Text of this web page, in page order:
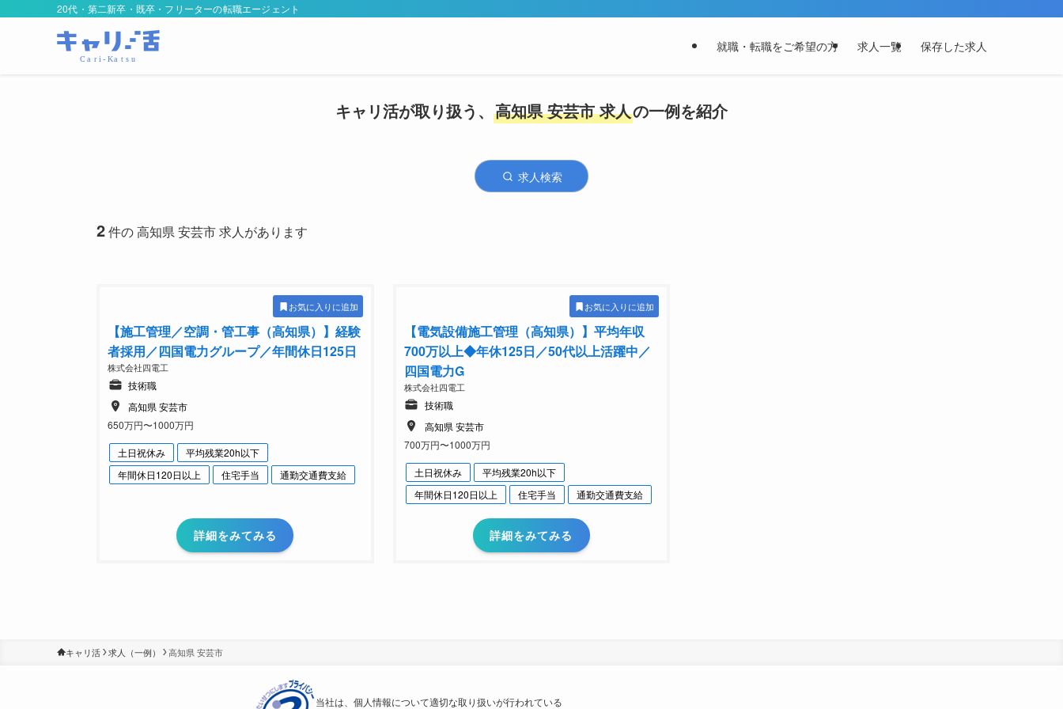
20代・第二新卒・既卒・フリーターの転職エージェント
就職・転職をご希望の方 求人一覧 保存した求人
キャリ活が取り扱う、 高知県 安芸市 求人の一例を紹介
求人検索
2件の 高知県 安芸市 求人があります
お気に入りに追加
【施工管理／空調・管工事（高知県）】経験
者採用／四国電力グループ／年間休日125日
株式会社四電工
技術職
高知県 安芸市
650万円〜1000万円
土日祝休み
平均残業20h以下
年間休日120日以上
住宅手当 通勤交通費支給
詳細をみてみる
お気に入りに追加
【電気設備施工管理（高知県）】平均年収
700万以上◆年休125日／50代以上活躍中／
四国電力G
株式会社四電工
技術職
高知県 安芸市
700万円〜1000万円
土日祝休み
平均残業20h以下
年間休日120日以上
住宅手当 通勤交通費支給
詳細をみてみる
キャリ活 求人（一例） 高知県 安芸市
当社は、個人情報について適切な取り扱いが行われている